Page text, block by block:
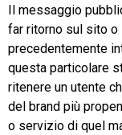
Il messaggio
far ritorno sul sito o
precedentemente
questa particolare
ritenere un utente
del brand più
o servizio di quel